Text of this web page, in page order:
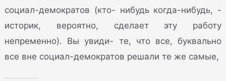
социал-демократов (кто- нибудь когда-нибудь, -
историк, вероятно, сделает эту работу
непременно). Вы увиди- те, что все, буквально
все вне социал-демократов решалите же самые,